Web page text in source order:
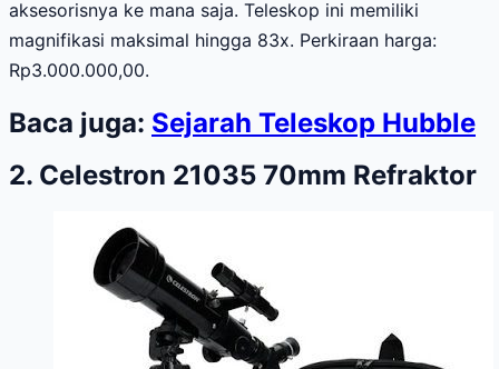
aksesorisnya ke mana saja. Teleskop ini memiliki
magnifikasi maksimal hingga 83x. Perkiraan harga:
Rp3.000.000,00.
Baca juga: Sejarah Teleskop Hubble
2. Celestron 21035 70mm Refraktor